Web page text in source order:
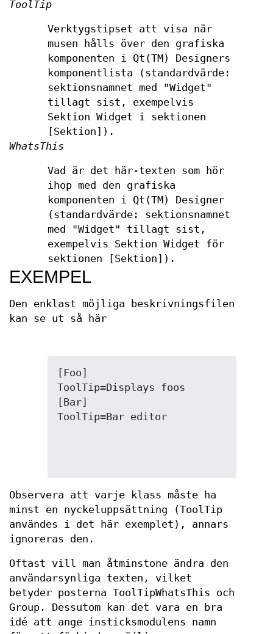
ToolTip
Verktygstipset att visa när
musen hålls över den grafiska
komponenten i Qt(TM) Designers
komponentlista (standardvärde:
sektionsnamnet med "Widget"
tillagt sist, exempelvis
Sektion Widget i sektionen
[Sektion]).
WhatsThis
Vad är det här-texten som hör
ihop med den grafiska
komponenten i Qt(TM) Designer
(standardvärde: sektionsnamnet
med "Widget" tillagt sist,
exempelvis Sektion Widget för
sektionen [Sektion]).
EXEMPEL
Den enklast möjliga beskrivningsfilen
kan se ut så här
[Foo]
ToolTip=Displays foos
[Bar]
Observera att varje klass måste ha
minst en nyckeluppsättning (ToolTip
användes i det här exemplet), annars
ignoreras den.
Oftast vill man åtminstone ändra den
användarsynliga texten, vilket
betyder posterna ToolTipWhatsThis och
Group. Dessutom kan det vara en bra
idé att ange insticksmodulens namn